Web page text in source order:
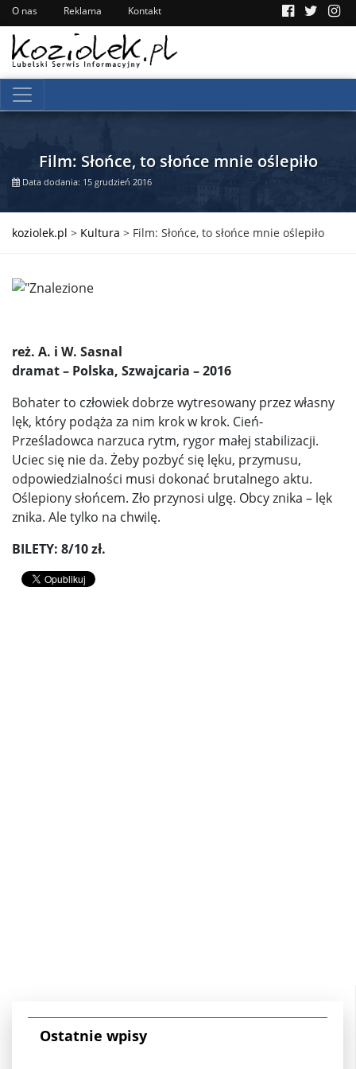
O nas Reklama Kontakt
Film: Słońce, to słońce mnie oślepiło
Data dodania: 15 grudzień 2016
koziolek.pl > Kultura > Film: Słońce, to słońce mnie oślepiło
reż. A. i W. Sasnal
dramat – Polska, Szwajcaria – 2016
Bohater to człowiek dobrze wytresowany przez własny
lęk, który podąża za nim krok w krok. Cień-
Prześladowca narzuca rytm, rygor małej stabilizacji.
Uciec się nie da. Żeby pozbyć się lęku, przymusu,
odpowiedzialności musi dokonać brutalnego aktu.
Oślepiony słońcem. Zło przynosi ulgę. Obcy znika – lęk
znika. Ale tylko na chwilę.
BILETY: 8/10 zł.
Ostatnie wpisy